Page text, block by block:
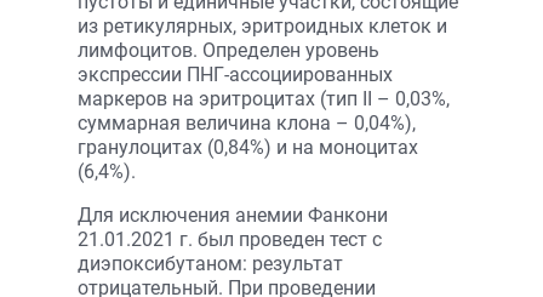
из ретикулярных, эритроидных клеток и
лимфоцитов. Определен уровень
экспрессии ПНГ-ассоциированных
маркеров на эритроцитах (тип II – 0,03%,
суммарная величина клона – 0,04%),
гранулоцитах (0,84%) и на моноцитах
(6,4%).
Для исключения анемии Фанкони
21.01.2021 г. был проведен тест с
диэпоксибутаном: результат
отрицательный. При проведении